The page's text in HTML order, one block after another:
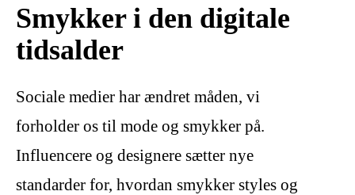
Smykker i den digitale
tidsalder
Sociale medier har ændret måden, vi
forholder os til mode og smykker på.
Influencere og designere sætter nye
standarder for, hvordan smykker styles og